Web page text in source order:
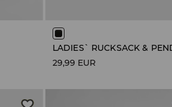
29,99 EUR